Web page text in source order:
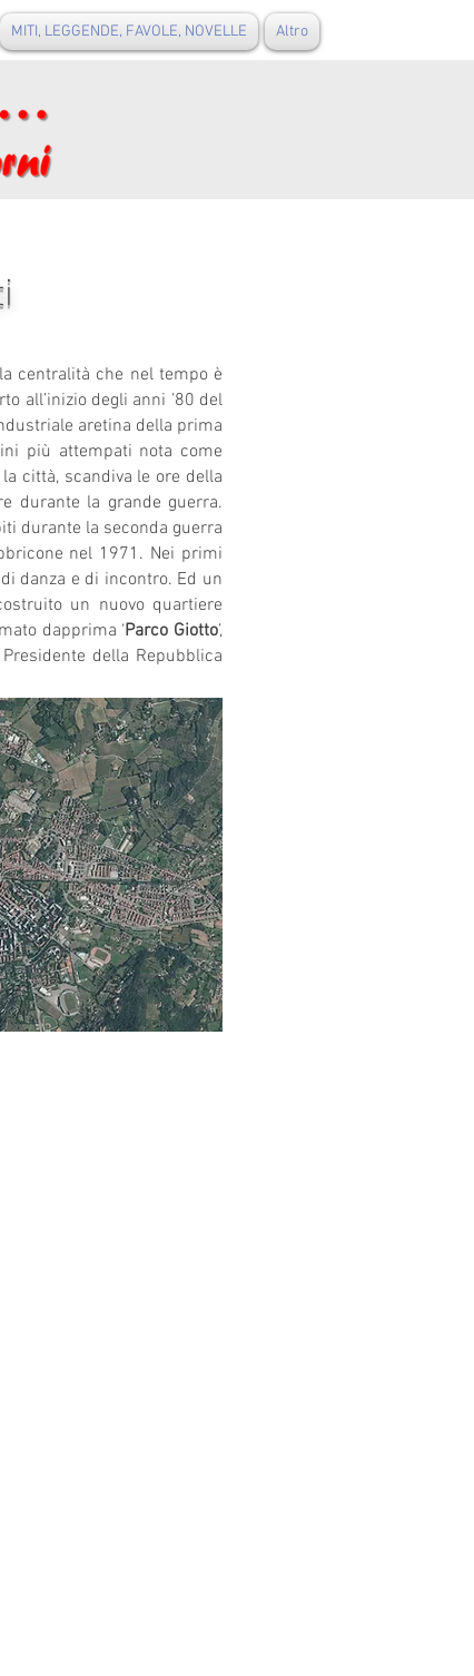
MITI, LEGGENDE, FAVOLE, NOVELLE Altro
centralità che nel tempo è
all’inizio degli anni ’80 del
aretina della prima
più attempati nota come
città, scandiva le ore della
durante la grande guerra.
durante la seconda guerra
nel 1971. Nei primi
danza e di incontro. Ed un
un nuovo quartiere
dapprima ‘Parco Giotto’,
della Repubblica